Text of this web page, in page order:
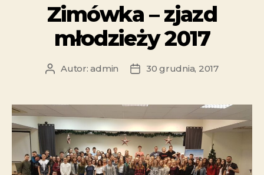
Zimówka – zjazd
młodzieży 2017
Autor:admin 30 grudnia, 2017